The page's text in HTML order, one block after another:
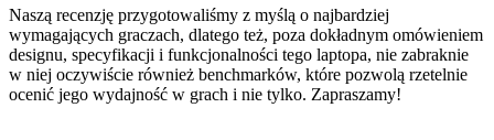
Naszą recenzję przygotowaliśmy z myślą o najbardziej
wymagających graczach, dlatego też, poza dokładnym omówieniem
designu, specyfikacji i funkcjonalności tego laptopa, nie zabraknie
w niej oczywiście również benchmarków, które pozwolą rzetelnie
ocenić jego wydajność w grach i nie tylko. Zapraszamy!